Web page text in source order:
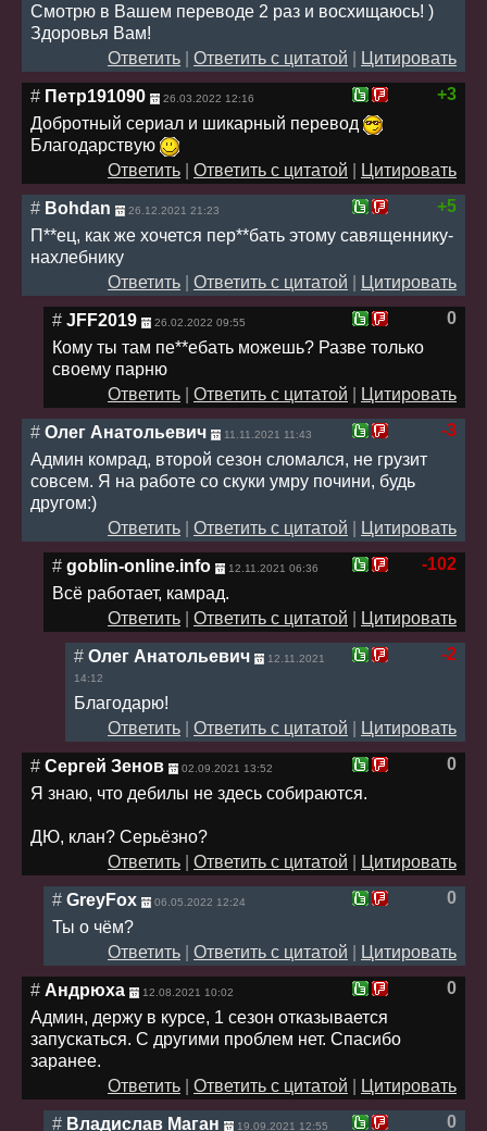
Смотрю в Вашем переводе 2 раз и восхищаюсь! )
Здоровья Вам!
Ответить
Ответить с цитатой
Цитировать
+3
# Петр191090 26.03.2022 12:16
Добротный сериал и шикарный перевод
Благодарствую
Ответить
Ответить с цитатой
Цитировать
+5
# Bohdan 26.12.2021 21:23
П**ец, как же хочется пер**бать этому савященнику-
нахлебнику
Ответить
Ответить с цитатой
Цитировать
0
# JFF2019 26.02.2022 09:55
Кому ты там пе**ебать можешь? Разве только
своему парню
Ответить
Ответить с цитатой
Цитировать
-3
# Олег Анатольевич 11.11.2021 11:43
Админ комрад, второй сезон сломался, не грузит
совсем. Я на работе со скуки умру почини, будь
другом:)
Ответить
Ответить с цитатой
Цитировать
-102
# goblin-online.info 12.11.2021 06:36
Всё работает, камрад.
Ответить
Ответить с цитатой
Цитировать
-2
# Олег Анатольевич
12.11.2021
14:12
Благодарю!
Ответить
Ответить с цитатой
Цитировать
0
# Сергей Зенов 02.09.2021 13:52
Я знаю, что дебилы не здесь собираются.
ДЮ, клан? Серьёзно?
Ответить
Ответить с цитатой
Цитировать
0
# GreyFox 06.05.2022 12:24
Ты о чём?
Ответить
Ответить с цитатой
Цитировать
0
# Андрюха 12.08.2021 10:02
Админ, держу в курсе, 1 сезон отказывается
запускаться. С другими проблем нет. Спасибо
заранее.
Ответить
Ответить с цитатой
Цитировать
0
# Владислав Маган 19.09.2021 12:55